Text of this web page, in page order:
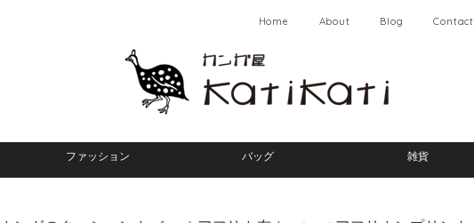
Home About Blog Contact
ファッション バッグ 雑貨